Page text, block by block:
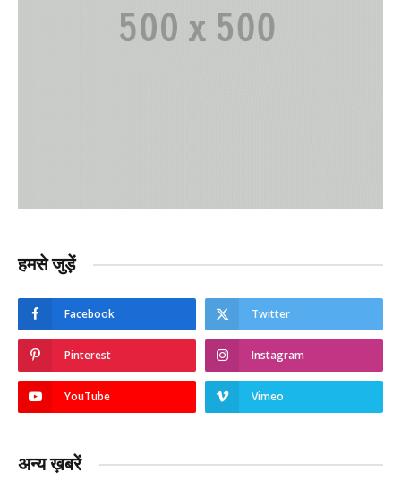
हमसे जुड़ें
Facebook Twitter
Pinterest Instagram
YouTube Vimeo
अन्य ख़बरें